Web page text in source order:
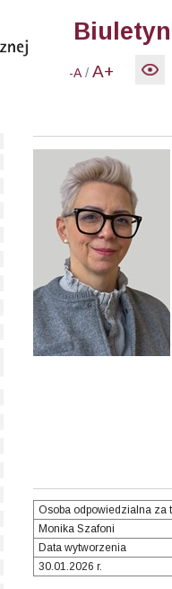
-A /A+
Osoba odpowiedzialna za
Monika Szafoni
Data wytworzenia
30.01.2026 r.